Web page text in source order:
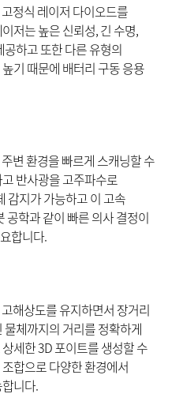
정식 레이저 다이오드를
저는 높은 신뢰성, 긴 수명,
하고 또한 다른 유형의
기 때문에 배터리 구동 응용
변 환경을 빠르게 스캐닝할 수
반사광을 고주파수로
감지가 가능하고 이 고속
공학과 같이 빠른 의사 결정이
합니다.
해상도를 유지하면서 장거리
체까지의 거리를 정확하게
세한 3D 포이트를 생성할 수
합으로 다양한 환경에서
니다.